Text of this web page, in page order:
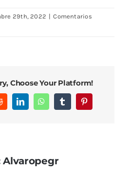
29th, 2022 | Comentarios
Choose Your Platform!
LinkedInWhatsAppTumblrPinterest
Alvaropegr